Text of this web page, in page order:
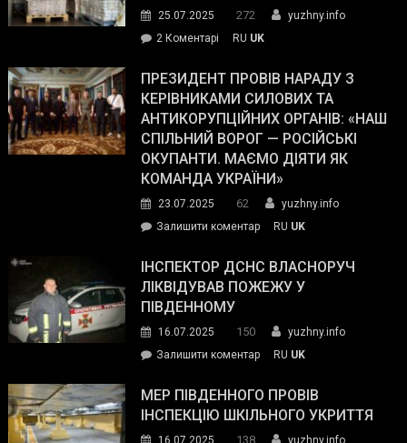
The
Street
Journal.
25.07.2025 272
yuzhny.info
2 Коментарі
Південному
працівникам
ОПЗ
з
матеріального
резерву
гуманітарну
допомогу
RU UK
ПРЕЗИДЕНТ ПРОВІВ НАРАДУ З
КЕРІВНИКАМИ СИЛОВИХ ТА
АНТИКОРУПЦІЙНИХ ОРГАНІВ: «НАШ
СПІЛЬНИЙ ВОРОГ — РОСІЙСЬКІ
ОКУПАНТИ. МАЄМО ДІЯТИ ЯК
КОМАНДА УКРАЇНИ»
23.07.2025 62
yuzhny.info
Залишити коментарon
провів
нараду
силових
та
органів:
«Наш
спільний
RU UK
ІНСПЕКТОР ДСНС ВЛАСНОРУЧ
ЛІКВІДУВАВ ПОЖЕЖУ У
ПІВДЕННОМУ
16.07.2025 150
yuzhny.info
Залишити коментарon
ДСНС
власноруч
RU UK
МЕР ПІВДЕННОГО ПРОВІВ
ІНСПЕКЦІЮ ШКІЛЬНОГО УКРИТТЯ
16.07.2025 138 yuzhny.info